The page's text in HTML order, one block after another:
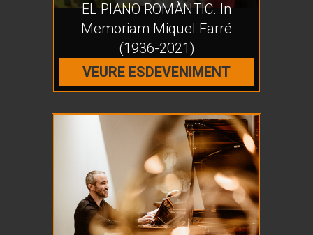
EL PIANO ROMÀNTIC. In
Memoriam Miquel Farré
(1936-2021)
VEURE ESDEVENIMENT